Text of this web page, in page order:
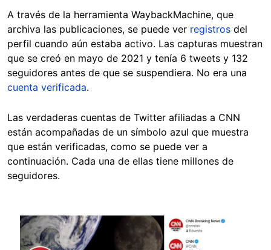
A través de la herramienta WaybackMachine, que
archiva las publicaciones, se puede ver registros del
perfil cuando aún estaba activo. Las capturas muestran
que se creó en mayo de 2021 y tenía 6 tweets y 132
seguidores antes de que se suspendiera. No era una
cuenta verificada.
Las verdaderas cuentas de Twitter afiliadas a CNN
están acompañadas de un símbolo azul que muestra
que están verificadas, como se puede ver a
continuación. Cada una de ellas tiene millones de
seguidores.
Image